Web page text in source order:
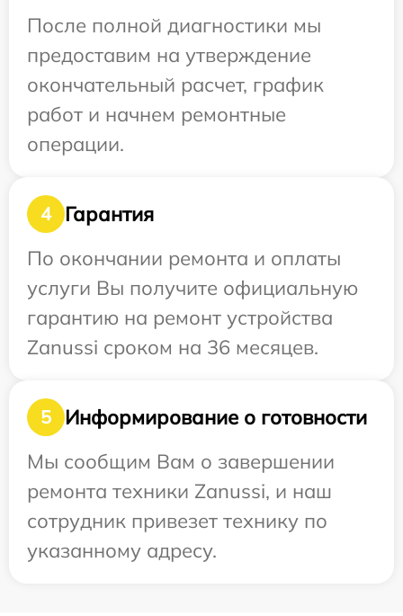
После полной диагностики мы
предоставим на утверждение
окончательный расчет, график
работ и начнем ремонтные
операции.
4
Гарантия
По окончании ремонта и оплаты
услуги Вы получите официальную
гарантию на ремонт устройства
Zanussi сроком на 36 месяцев.
5
Информирование о готовности
Мы сообщим Вам о завершении
ремонта техники Zanussi, и наш
сотрудник привезет технику по
указанному адресу.